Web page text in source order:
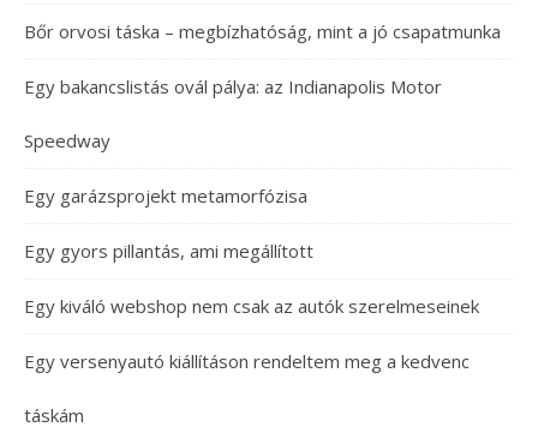
Bőr orvosi táska – megbízhatóság, mint a jó csapatmunka
Egy bakancslistás ovál pálya: az Indianapolis Motor
Speedway
Egy garázsprojekt metamorfózisa
Egy gyors pillantás, ami megállított
Egy kiváló webshop nem csak az autók szerelmeseinek
Egy versenyautó kiállításon rendeltem meg a kedvenc
táskám